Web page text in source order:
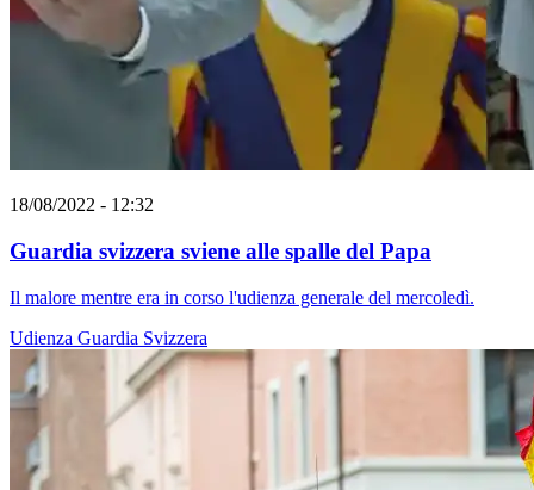
18/08/2022 - 12:32
Guardia svizzera sviene alle spalle del Papa
Il malore mentre era in corso l'udienza generale del mercoledì.
Udienza Guardia Svizzera